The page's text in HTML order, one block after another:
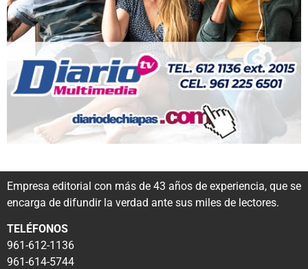
Empresa editorial con más de 43 años de experiencia, que se
encarga de difundir la verdad ante sus miles de lectores.
TELÉFONOS
961-612-1136
961-614-5744